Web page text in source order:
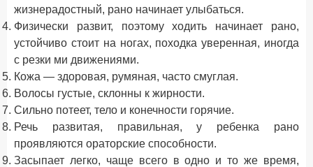
жизнерадостный, рано начинает улыбаться.
Физически развит, поэтому ходить начинает рано,
устойчиво стоит на ногах, походка уверенная, иногда
с резки­ ми движениями.
Кожа — здоровая, румяная, часто смуглая.
Волосы густые, склонны к жирности.
Сильно потеет, тело и конечности горячие.
Речь развитая, правильная, у ребенка рано
проявляются ораторские способности.
Засыпает легко, чаще всего в одно и то же время,